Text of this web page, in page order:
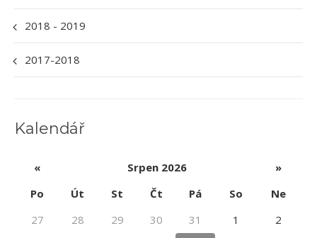
2018 - 2019
2017-2018
Kalendář
« Srpen 2026
»
Po
Út St Čt Pá So
Ne
27
28 29 30 31 1
2